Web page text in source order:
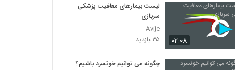
۰۲:۰۸
لیست بیمارهای معافیت پزشکی
سربازی
Avije
۳۵ بازدید
چگونه می توانیم خونسرد باشیم؟